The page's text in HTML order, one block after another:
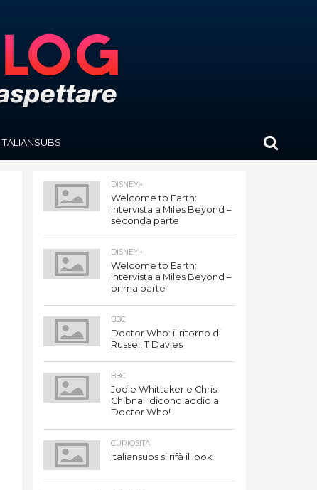
ITALIANSUBS
DISNEY+
Welcome to Earth:
intervista a Miles Beyond –
seconda parte
DISNEY+
Welcome to Earth:
intervista a Miles Beyond –
prima parte
BBC
Doctor Who: il ritorno di
Russell T Davies
BBC
Jodie Whittaker e Chris
Chibnall dicono addio a
Doctor Who!
CURIOSITÀ
Italiansubs si rifà il look!